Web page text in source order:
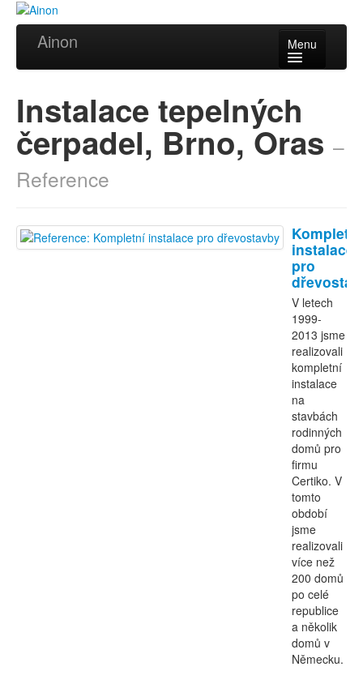
Ainon Menu
Služby
Reference
Videa
Partneři
Instalace tepelných
čerpadel, Brno, Oras –
Reference
Kompletní
instalace
pro
V letech
1999-
2013 jsme
realizovali
kompletní
instalace
na
stavbách
rodinných
domů pro
firmu
Certiko. V
tomto
období
jsme
realizovali
více než
200 domů
po celé
republice
a několik
domů v
Německu.